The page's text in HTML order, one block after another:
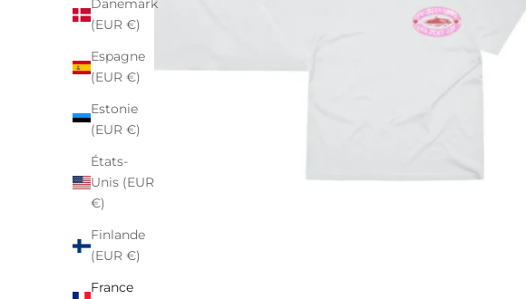
Danemark
(EUR €)
Espagne
(EUR €)
Estonie
(EUR €)
États-
Unis (EUR
€)
Finlande
(EUR €)
France